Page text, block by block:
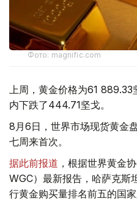
Фото: magnific.com
上周，黄金价格为61 889.33
内下跌了444.71坚戈。
8月6日，世界市场现货黄金
七周来首次。
据此前报道 ，根据世界黄金
WGC）最新报告，哈萨克斯
行黄金购买量排名前五的国家